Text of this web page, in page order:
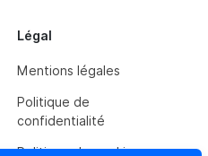
Légal
Mentions légales
Politique de
confidentialité
Politique de cookies